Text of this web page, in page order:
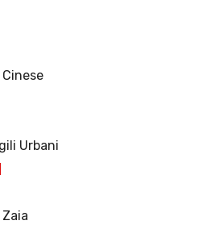
Cinese
Urbani